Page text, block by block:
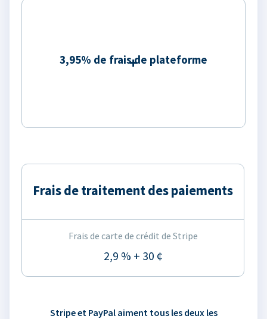
3,95% de frais de plateforme
Frais de traitement des paiements
Frais de carte de crédit de Stripe
2,9 % + 30 ¢
Stripe et PayPal aiment tous les deux les